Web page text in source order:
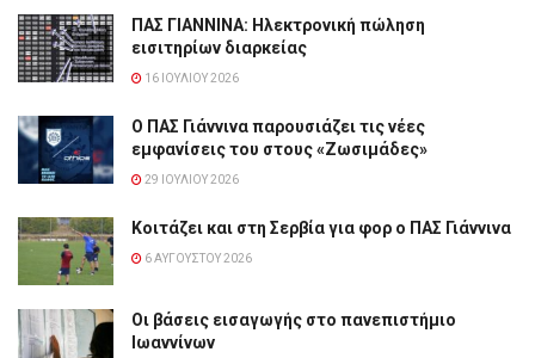
ΠΑΣ ΓΙΑΝΝΙΝΑ: Hλεκτρονική πώληση
εισιτηρίων διαρκείας
16 ΙΟΥΛΊΟΥ 2026
Ο ΠΑΣ Γιάννινα παρουσιάζει τις νέες
εμφανίσεις του στους «Ζωσιμάδες»
29 ΙΟΥΛΊΟΥ 2026
Κοιτάζει και στη Σερβία για φορ ο ΠΑΣ Γιάννινα
6 ΑΥΓΟΎΣΤΟΥ 2026
Οι βάσεις εισαγωγής στο πανεπιστήμιο
Ιωαννίνων